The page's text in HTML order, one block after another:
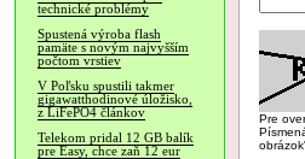
technické problémy
Spustená výroba flash
pamäte s novým najvyšším
počtom vrstiev
V Poľsku spustili takmer
gigawatthodinové úložisko,
z LiFePO4 článkov
Telekom pridal 12 GB balík
pre Easy, chce zaň 12 eur
Pre